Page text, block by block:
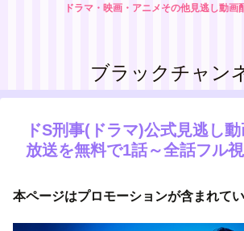
ドラマ・映画・アニメその他見逃し動画
ブラックチャン
ドS刑事(ドラマ)公式見逃し
放送を無料で1話～全話フル
本ページはプロモーションが含まれて